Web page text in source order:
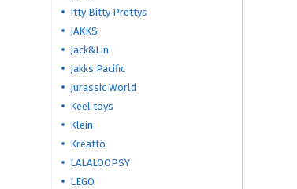
Itty Bitty Prettys
JAKKS
Jack&Lin
Jakks Pacific
Jurassic World
Keel toys
Klein
Kreatto
LALALOOPSY
LEGO